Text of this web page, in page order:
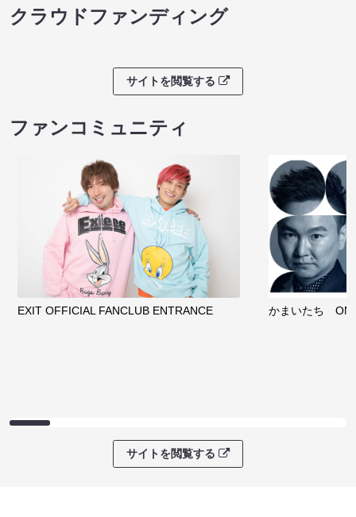
クラウドファンディング
サイトを閲覧する
ファンコミュニティ
EXIT OFFICIAL FANCLUB ENTRANCE かまいたち
サイトを閲覧する